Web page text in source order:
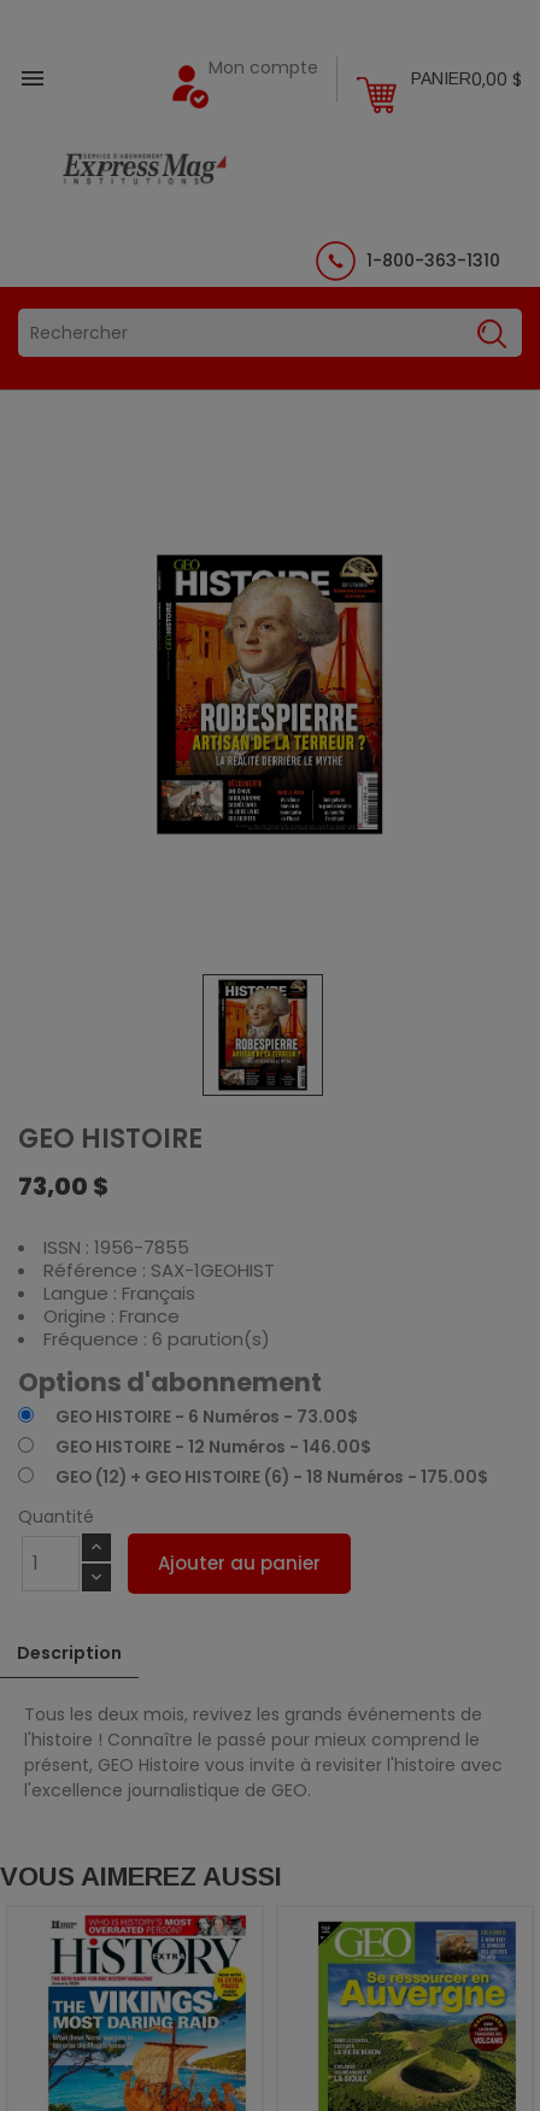
 PANIER0,00 $
Mon compte
1-800-363-1310
GEO HISTOIRE
73,00 $
ISSN : 1956-7855
Référence : SAX-1GEOHIST
Langue : Français
Origine : France
Fréquence : 6 parution(s)
Options d'abonnement
GEO HISTOIRE - 6 Numéros - 73.00$
GEO HISTOIRE - 12 Numéros - 146.00$
GEO (12) + GEO HISTOIRE (6) - 18 Numéros - 175.00$
Quantité
Ajouter au panier
Description
Tous les deux mois, revivez les grands événements de
l'histoire ! Connaître le passé pour mieux comprend le
présent, GEO Histoire vous invite à revisiter l'histoire avec
l'excellence journalistique de GEO.
VOUS AIMEREZ AUSSI